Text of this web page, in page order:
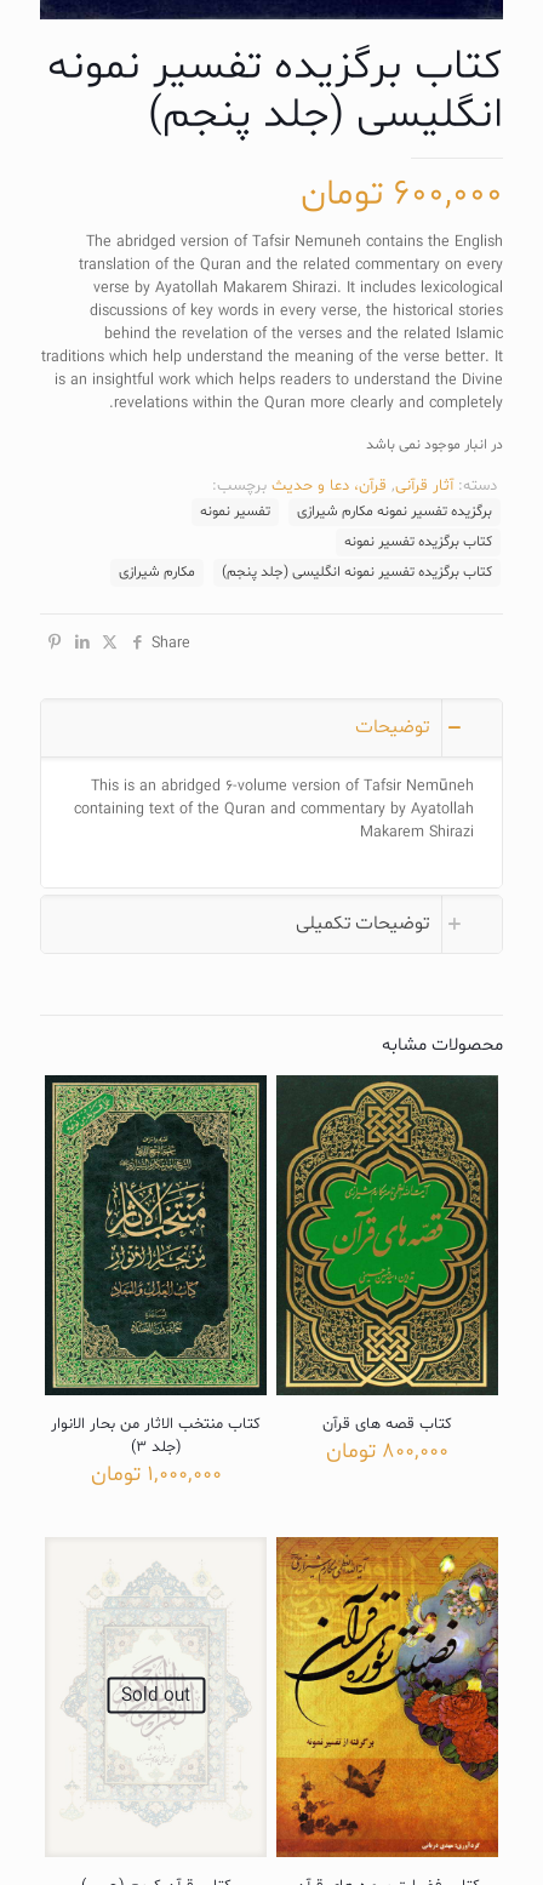
کتاب برگزیده تفسیر نمونه
انگلیسی (جلد پنجم)
600,000 تومان
The abridged version of Tafsir Nemuneh contains the English
translation of the Quran and the related commentary on every
verse by Ayatollah Makarem Shirazi. It includes lexicological
discussions of key words in every verse, the historical stories
behind the revelation of the verses and the related Islamic
traditions which help understand the meaning of the verse better. It
is an insightful work which helps readers to understand the Divine
revelations within the Quran more clearly and completely.
در انبار موجود نمی باشد
دسته:آثار قرآنی, قرآن، دعا و حدیث برچسب:
برگزیده تفسیر نمونه مکارم شیرازی
تفسیر نمونه
کتاب برگزیده تفسیر نمونه
کتاب برگزیده تفسیر نمونه انگلیسی (جلد پنجم)
مکارم شیرازی
Share
توضیحات
This is an abridged 6-volume version of Tafsir Nemūneh
containing text of the Quran and commentary by Ayatollah
Makarem Shirazi
توضیحات تکمیلی
محصولات مشابه
کتاب قصه های قرآن
800,000 تومان
کتاب منتخب الاثار من بحار الانوار
(جلد 3)
1,000,000 تومان
Sold out